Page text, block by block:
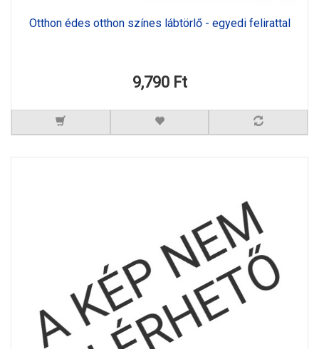
Otthon édes otthon színes lábtörlő - egyedi felirattal
9,790 Ft